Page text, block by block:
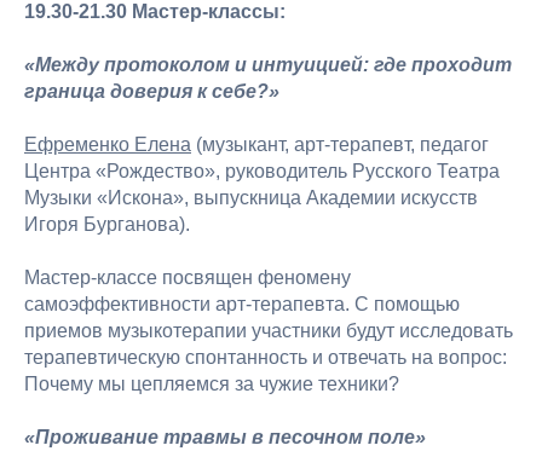
19.30-21.30 Мастер-классы:
«Между протоколом и интуицией: где проходит
граница доверия к себе?»
Ефременко Елена (музыкант, арт-терапевт, педагог
Центра «Рождество», руководитель Русского Театра
Музыки «Искона», выпускница Академии искусств
Игоря Бурганова).
Мастер-классе посвящен феномену
самоэффективности арт-терапевта. С помощью
приемов музыкотерапии участники будут исследовать
терапевтическую спонтанность и отвечать на вопрос:
Почему мы цепляемся за чужие техники?
«Проживание травмы в песочном поле»